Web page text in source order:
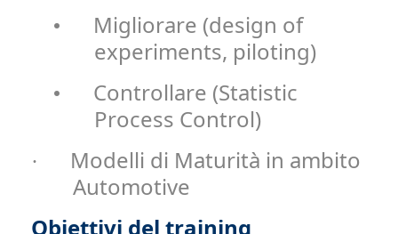
•
Migliorare (design of
experiments, piloting)
•
Controllare (Statistic
Process Control)
·
Modelli di Maturità in ambito
Automotive
Obiettivi del training